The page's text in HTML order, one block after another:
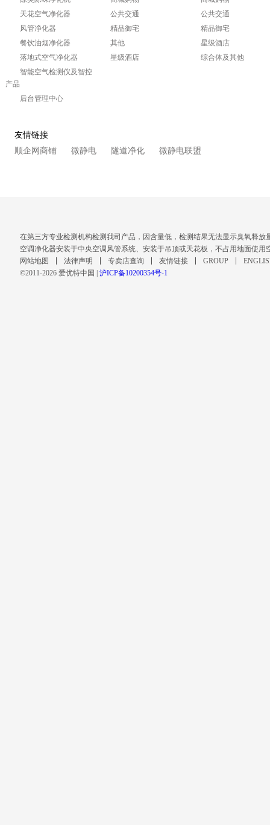
天花空气净化器
风管净化器
餐饮油烟净化器
落地式空气净化器
智能空气检测仪及智控
产品
后台管理中心
公共交通
精品御宅
其他
星级酒店
公共交通
精品御宅
星级酒店
综合体及其他
友情链接
顺企网商铺
微静电 隧道净化 微静电联盟
在第三方专业检测机构检测我司产品，因含量低，检测结果无法显示臭氧释放
空调净化器安装于中央空调风管系统、安装于吊顶或天花板，不占用地面使用
网站地图
法律声明 专卖店查询 友情链接 GROUP
©2011-2026 爱优特中国 | 沪ICP备10200354号-1